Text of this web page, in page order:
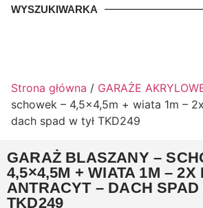
WYSZUKIWARKA
Strona główna / GARAŻE
schowek – 4,5×4,5m + wiata 1m –
dach spad w tył TKD249
GARAŻ BLASZANY –
4,5×4,5M + WIATA 1M – 2X
ANTRACYT – DACH SPAD
TKD249